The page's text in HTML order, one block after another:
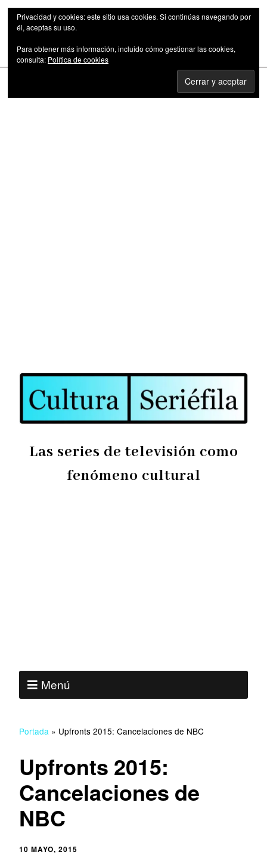
Las series de televisión como fenómeno cultural
Las series de televisión como
fenómeno cultural
Menú
Portada » Upfronts 2015: Cancelaciones de NBC
Upfronts 2015:
Cancelaciones de
NBC
10 MAYO, 2015
Privacidad y cookies: este sitio usa cookies. Si continúas navegando por
él, aceptas su uso.
Para obtener más información, incluido cómo gestionar las cookies,
consulta: Política de cookies